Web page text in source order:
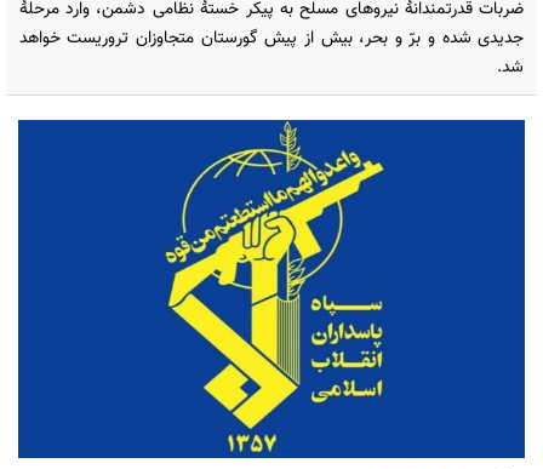
ضربات قدرتمندانهٔ نیروهای مسلح به پیکر خستهٔ نظامی دشمن، وارد مرحلهٔ
جدیدی شده و برّ و بحر، بیش از پیش گورستان متجاوزان تروریست خواهد
شد.